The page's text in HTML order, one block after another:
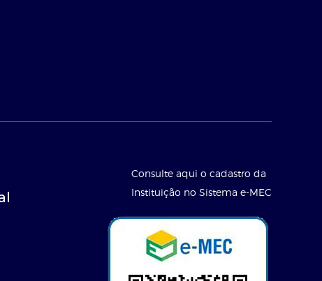
Consulte aqui o cadastro da
Instituição no Sistema e-MEC